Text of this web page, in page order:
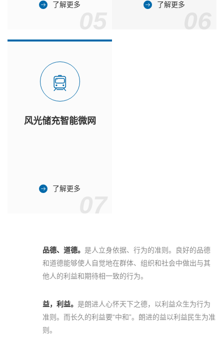
了解更多 了解更多
风光储充智能微网
了解更多
品德、道德。 是人立身依据、行为的准则。良好的品德
和道德能够使人自觉地在群体、组织和社会中做出与其
他人的利益和期待相一致的行为。
益，利益。 是朗进人心怀天下之德，以利益众生为行为
准则。而长久的利益要“中和”。朗进的益以利益民生为准
则。